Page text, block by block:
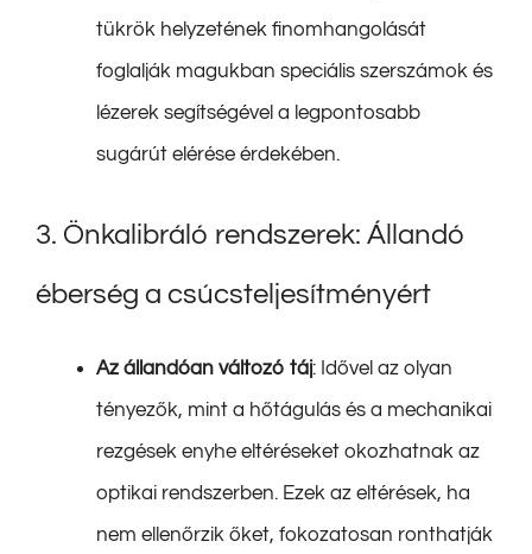
tükrök helyzetének finomhangolását
foglalják magukban speciális szerszámok és
lézerek segítségével a legpontosabb
sugárút elérése érdekében.
3. Önkalibráló rendszerek: Állandó
éberség a csúcsteljesítményért
Az állandóan változó táj: Idővel az olyan
tényezők, mint a hőtágulás és a mechanikai
rezgések enyhe eltéréseket okozhatnak az
optikai rendszerben. Ezek az eltérések, ha
nem ellenőrzik őket, fokozatosan ronthatják